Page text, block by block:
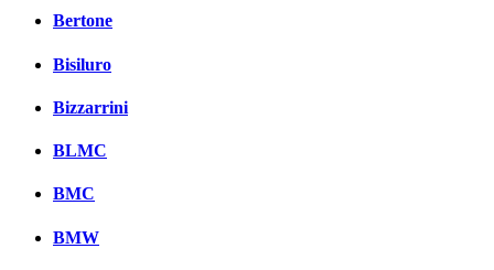
Bertone
Bisiluro
Bizzarrini
BLMC
BMC
BMW